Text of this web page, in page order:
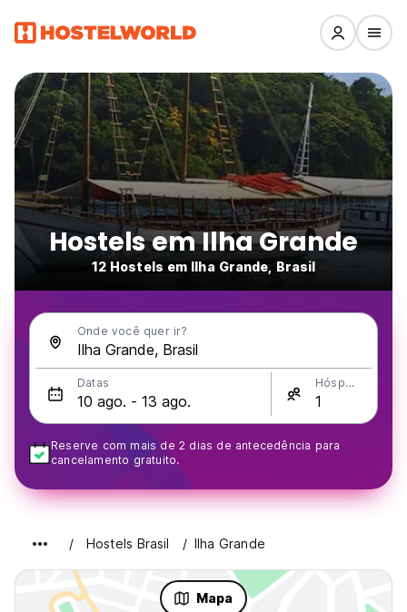
Hostels em Ilha Grande
12 Hostels em Ilha Grande, Brasil
Onde você quer ir?
Datas Hóspedes
Reserve com mais de 2 dias de antecedência para
cancelamento gratuito.
Hostels Brasil Ilha Grande
Mapa